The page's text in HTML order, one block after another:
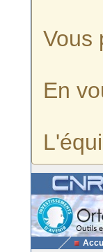
Vous
En